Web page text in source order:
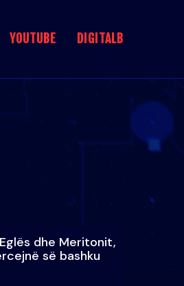
YOUTUBE DIGITALB
dhe Meritonit,
së bashku